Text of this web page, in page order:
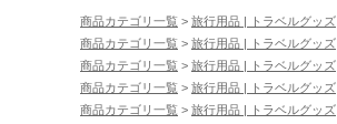
商品カテゴリ一覧 > 旅行用品 | トラベルグッズ
商品カテゴリ一覧 > 旅行用品 | トラベルグッズ
商品カテゴリ一覧 > 旅行用品 | トラベルグッズ
商品カテゴリ一覧 > 旅行用品 | トラベルグッズ
商品カテゴリ一覧 > 旅行用品 | トラベルグッズ